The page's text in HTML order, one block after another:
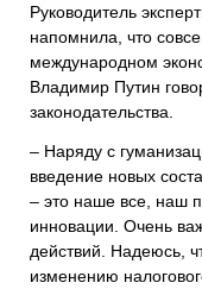
Руководитель
напомнила, что
международном
Владимир Путин
законодательства.
– Наряду с
введение новых
– это наше все, наш
инновации. Очень
действий. Надеюсь,
изменению